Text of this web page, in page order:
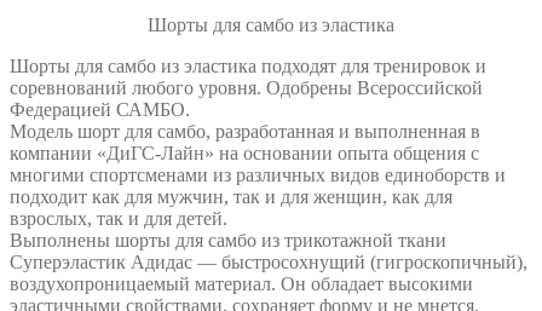
Шорты для самбо из эластика
Шорты для самбо из эластика подходят для тренировок и
соревнований любого уровня. Одобрены Всероссийской
Федерацией САМБО.
Модель шорт для самбо, разработанная и выполненная в
компании «ДиГС-Лайн» на основании опыта общения с
многими спортсменами из различных видов единоборств и
подходит как для мужчин, так и для женщин, как для
взрослых, так и для детей.
Выполнены шорты для самбо из трикотажной ткани
Суперэластик Адидас — быстросохнущий (гигроскопичный),
воздухопроницаемый материал. Он обладает высокими
эластичными свойствами, сохраняет форму и не мнется.